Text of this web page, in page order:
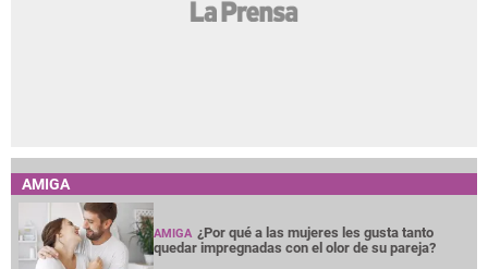
AMIGA
AMIGA ¿Por qué a las mujeres les gusta tanto
quedar impregnadas con el olor de su pareja?